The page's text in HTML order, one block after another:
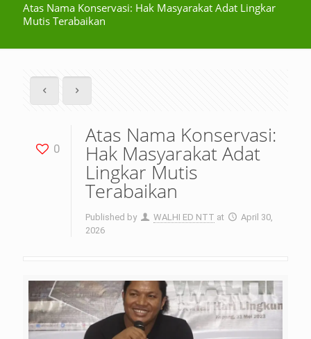
Atas Nama Konservasi: Hak Masyarakat Adat Lingkar
Mutis Terabaikan
0
Atas Nama Konservasi:
Hak Masyarakat Adat
Lingkar Mutis
Terabaikan
Published by WALHI ED NTT at
April 30,
2026